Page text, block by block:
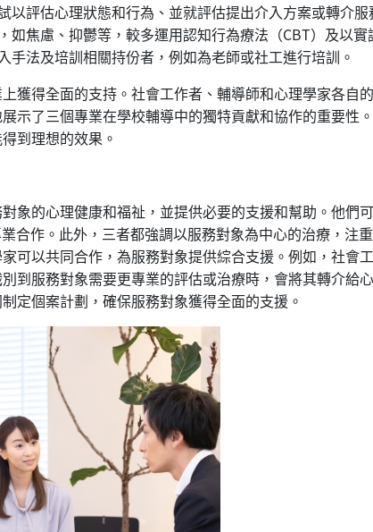
以評估心理狀態和行為、並就評估提出介入方案或轉介服
如焦慮、抑鬱等，較多運用認知行為療法（CBT）及以實
手法及培訓相關持份者，例如為老師或社工進行培訓。
獲得全面的支持。社會工作者、輔導師和心理學家各自
示了三個專業在學校輔導中的獨特貢獻和協作的重要性
到理想的效果。
象的心理健康和福祉，並提供必要的支援和幫助。他們
合作。此外，三者都強調以服務對象為中心的治療，注
可以共同合作，為服務對象提供綜合支援。例如，社會
到服務對象需要更專業的評估或治療時，會將其轉介給
定個案計劃，確保服務對象獲得全面的支援。